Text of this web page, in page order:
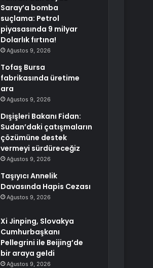
Saray’a bomba
suçlama: Petrol
piyasasında 9 milyar
Dolarlık fırtına!
Ağustos 9, 2026
Tofaş Bursa
fabrikasında üretime
ara
Ağustos 9, 2026
Dışişleri Bakanı Fidan:
Sudan’daki çatışmaların
çözümüne destek
vermeyi sürdüreceğiz
Ağustos 9, 2026
Taşıyıcı Annelik
Davasında Hapis Cezası
Ağustos 9, 2026
Xi Jinping, Slovakya
Cumhurbaşkanı
Pellegrini ile Beijing’de
bir araya geldi
Ağustos 9, 2026